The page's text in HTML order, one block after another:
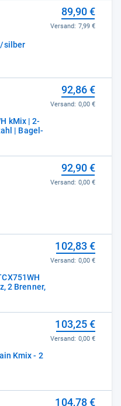
silber
89,90 €
Versand: 7,99 €
kMix | 2-
| Bagel-
92,86 €
Versand: 0,00 €
92,90 €
Versand: 0,00 €
2 Brenner,
102,83 €
Versand: 0,00 €
Kmix - 2
103,25 €
Versand: 0,00 €
104,78 €